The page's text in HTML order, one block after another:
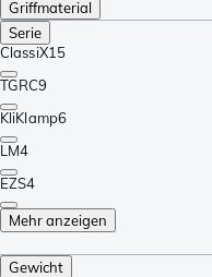
Griffmaterial
Serie
ClassiX15
TGRC9
KliKlamp6
LM4
EZS4
Mehr anzeigen
Gewicht